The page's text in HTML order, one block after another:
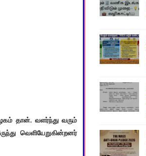
தான். வளர்ந்து வரும்
வெளியேறுகின்றனர்